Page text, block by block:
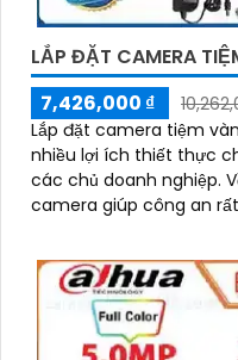
LẮP ĐẶT CAMERA
7,426,000 ₫
Lắp đặt camera tiệm
nhiều lợi ích thiết thực
các chủ doanh nghiệp. Về công tác chuyên môn,
camera giúp công an